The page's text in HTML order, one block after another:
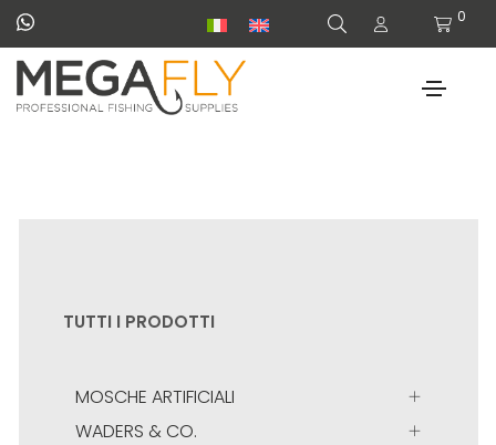
0
TUTTI I PRODOTTI
MOSCHE ARTIFICIALI
WADERS & CO.